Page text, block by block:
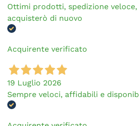
Ottimi prodotti, spedizione
acquisterò di nuovo
Acquirente verificato
19 Luglio 2026
Sempre veloci, affidabili e